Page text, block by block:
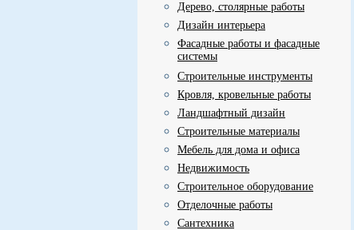
Дерево, столярные работы
Дизайн интерьера
Фасадные работы и фасадные
системы
Строительные инструменты
Кровля, кровельные работы
Ландшафтный дизайн
Строительные материалы
Мебель для дома и офиса
Недвижимость
Строительное оборудование
Отделочные работы
Сантехника